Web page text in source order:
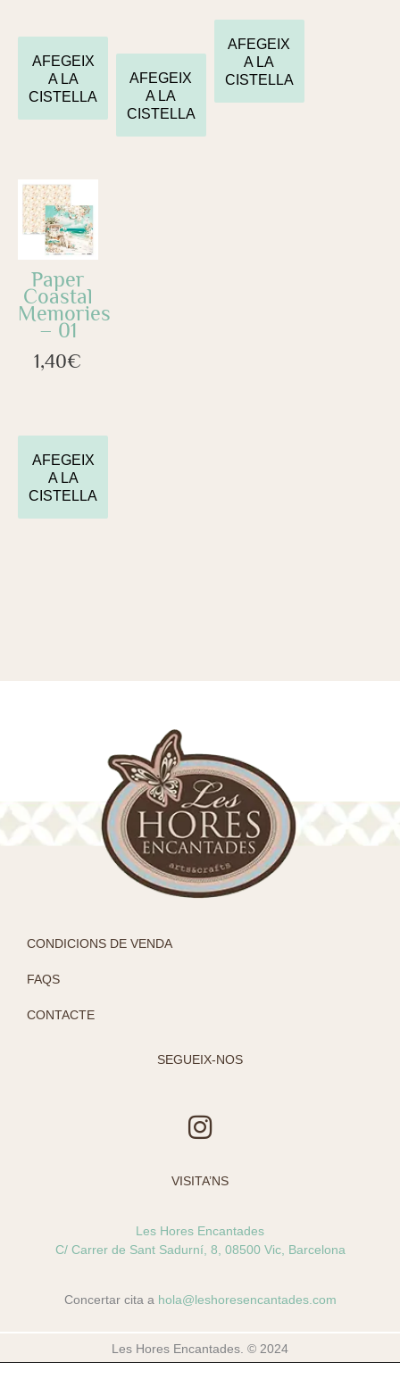
AFEGEIX
A LA
CISTELLA
AFEGEIX
A LA
CISTELLA
AFEGEIX
A LA
CISTELLA
Paper
Coastal
Memories
– 01
1,40€
AFEGEIX
A LA
CISTELLA
CONDICIONS DE VENDA
FAQS
CONTACTE
SEGUEIX-NOS
I
n
t
a
g
a
VISITA’NS
Les Hores Encantades
C/ Carrer de Sant Sadurní, 8, 08500 Vic, Barcelona
Concertar cita a hola@leshoresencantades.com
Les Hores Encantades. © 2024